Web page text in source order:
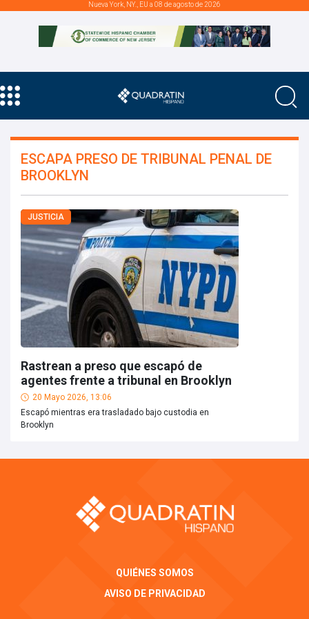
Nueva York, NY., EU a 08 de agosto de 2026
ESCAPA PRESO DE TRIBUNAL PENAL DE
BROOKLYN
JUSTICIA
Rastrean a preso que escapó de
agentes frente a tribunal en Brooklyn
20 Mayo 2026, 13:06
Escapó mientras era trasladado bajo custodia en
Brooklyn
QUIÉNES SOMOS
AVISO DE PRIVACIDAD